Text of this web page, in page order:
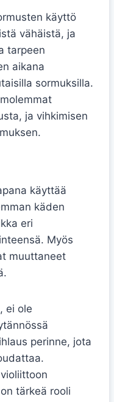
käyttö
vähäistä, ja
tarpeen
aikana
sormuksilla.
ja vihkimisen
käyttää
käden
eri
Myös
muuttaneet
ei ole
perinne, jota
tärkeä rooli